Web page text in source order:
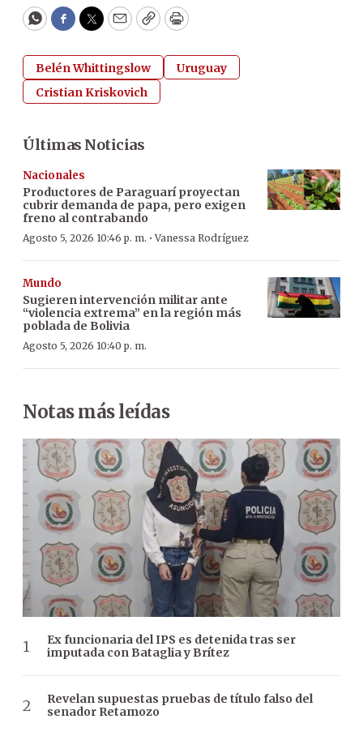
WhatsApp
Facebook
Twitter
EmailCopyPrint
Belén Whittingslow
Uruguay
Cristian Kriskovich
Últimas Noticias
Nacionales
Productores de Paraguarí proyectan
cubrir demanda de papa, pero exigen
freno al contrabando
Agosto 5, 2026 10:46 p. m. ·Vanessa Rodríguez
Mundo
Sugieren intervención militar ante
“violencia extrema” en la región más
poblada de Bolivia
Agosto 5, 2026 10:40 p. m.
Notas más leídas
Ex funcionaria del IPS es detenida tras ser
imputada con Bataglia y Brítez
Revelan supuestas pruebas de título falso del
senador Retamozo